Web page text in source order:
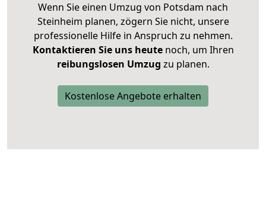
Wenn Sie einen Umzug von Potsdam nach
Steinheim planen, zögern Sie nicht, unsere
professionelle Hilfe in Anspruch zu nehmen.
Kontaktieren Sie uns heutenoch, um Ihren
reibungslosen Umzug zu planen.
Kostenlose Angebote erhalten